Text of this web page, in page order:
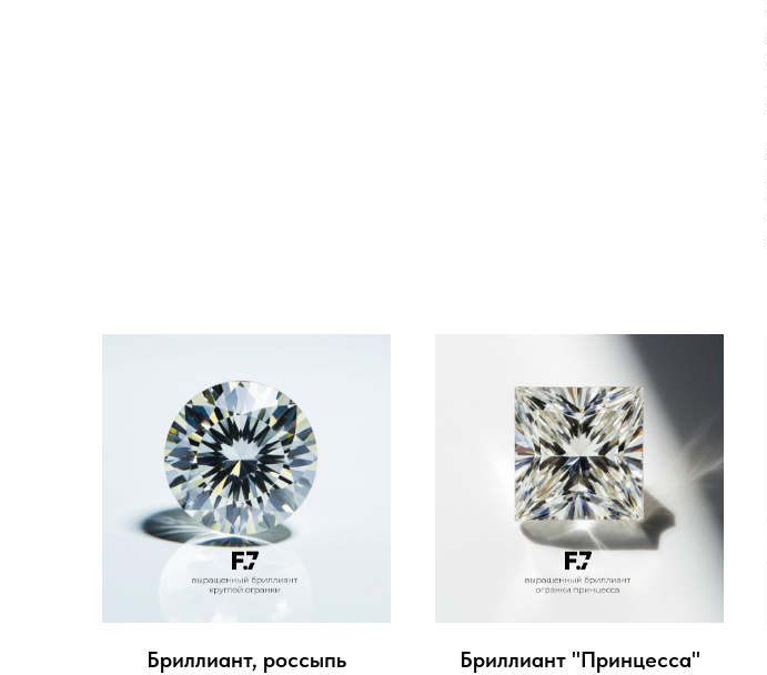
Бриллиант, россыпь Бриллиант "Принцесса"